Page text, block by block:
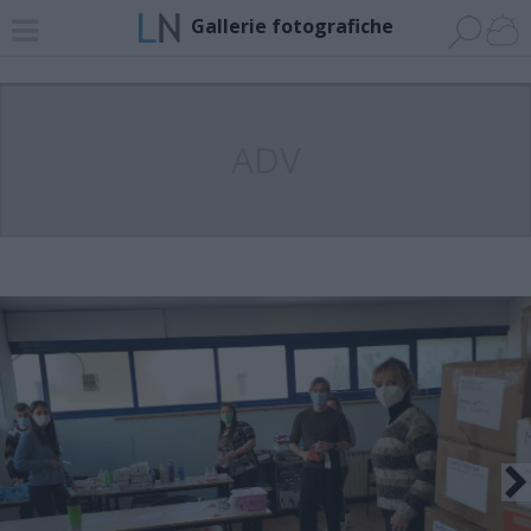
Gallerie fotografiche